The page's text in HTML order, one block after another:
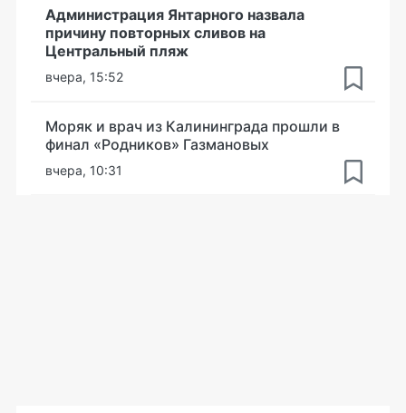
Администрация Янтарного назвала
причину повторных сливов на
Центральный пляж
вчера, 15:52
Моряк и врач из Калининграда прошли в
финал «Родников» Газмановых
вчера, 10:31